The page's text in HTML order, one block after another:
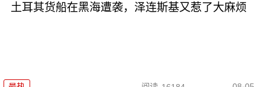
土耳其货船在黑海遭袭，泽连斯基又惹了大麻烦